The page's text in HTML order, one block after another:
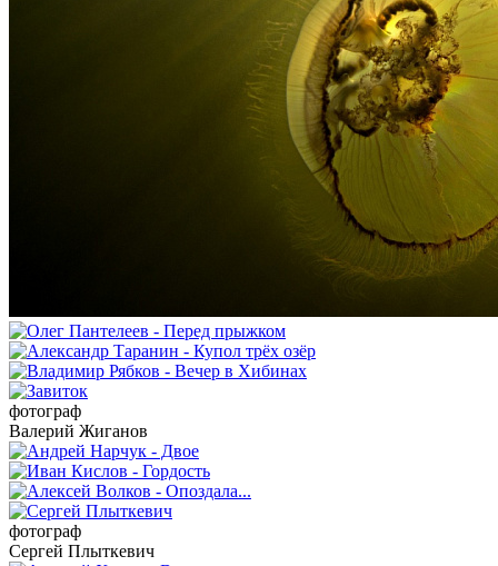
фотограф
Валерий Жиганов
фотограф
Сергей Плыткевич